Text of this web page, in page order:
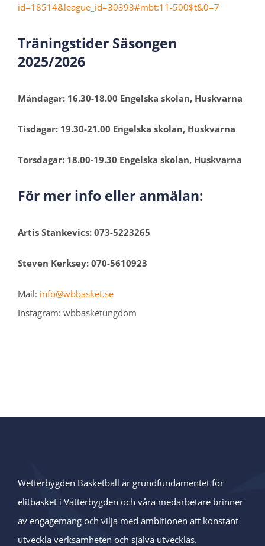
id=18514&league_id=30393#mbt:11-500$t&0=7
Träningstider Säsongen
2025/2026
Måndagar: 16.30-18.00 Engelska skolan, Huskvarna
Tisdagar: 19.30-21.00 Engelska skolan, Huskvarna
Torsdagar: 18.00-19.30 Engelska skolan, Huskvarna
För mer info eller anmälan:
Artis Stankevics: 073-5223265
Steven Kerksey: 070-5610923
Mail: info@wbbasket.se
Instagram: wbbasketungdom
Wetterbygden Basketball är grundfundamentet för
elitbasket i Vätterbygden och våra medarbetare brinner
av engagemang och vilja med ambitionen att konstant
utveckla verksamheten och själva utvecklas.